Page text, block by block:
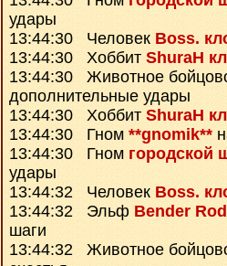
удары
13:44:30 Человек Boss.
13:44:30 Хоббит ShuraH
13:44:30 Животное
дополнительные удары
13:44:30 Хоббит ShuraH
13:44:30 Гном **gnomik**
13:44:30 Гном городской
удары
13:44:32 Человек Boss.
13:44:32 Эльф Bender
шаги
13:44:32 Животное